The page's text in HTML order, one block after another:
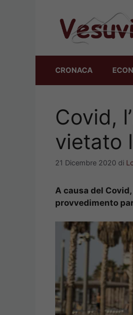
CRONACA
Covid,
vietato
21 Dicembre 2020 di
A causa del
provvedimento